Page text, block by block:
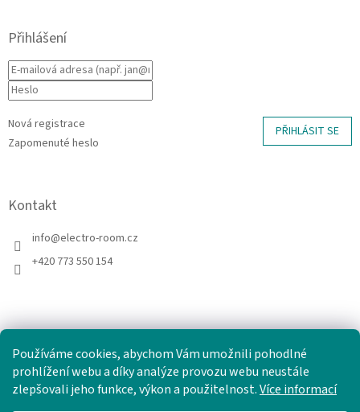
Používáme cookies, abychom Vám umožnili pohodlné
prohlížení webu a díky analýze provozu webu neustále
zlepšovali jeho funkce, výkon a použitelnost.Více informací
Přihlášení
PŘIHLÁSIT SE
Nová registrace
Zapomenuté heslo
Kontakt
info@electro-room.cz
+420 773 550 154